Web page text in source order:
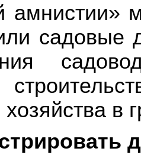
амнистии»
садовые
хозяйства в